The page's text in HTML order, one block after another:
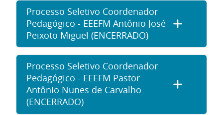
Processo Seletivo Coordenador
Pedagógico - EEEFM Antônio José
Peixoto Miguel (ENCERRADO)
Processo Seletivo Coordenador
Pedagógico - EEEFM Pastor
Antônio Nunes de Carvalho
(ENCERRADO)